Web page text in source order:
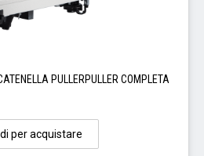
PULLERPULLER COMPLETA
per acquistare